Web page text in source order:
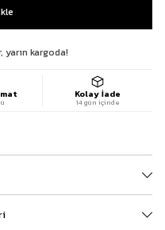
yarın kargoda!
Kolay İade
14 gün içinde